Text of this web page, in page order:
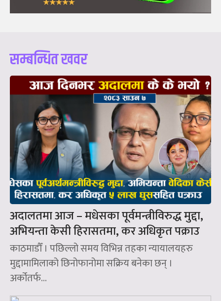
सम्बन्धित खवर
अदालतमा आज – मधेसका पूर्वमन्त्रीविरुद्ध मुद्दा,
अभियन्ता केसी हिरासतमा, कर अधिकृत पक्राउ
काठमाडौँ । पछिल्लो समय विभिन्न तहका न्यायालयहरु
मुद्दामामिलाको छिनोफानोमा सक्रिय बनेका छन् ।
अर्कोतर्फ...